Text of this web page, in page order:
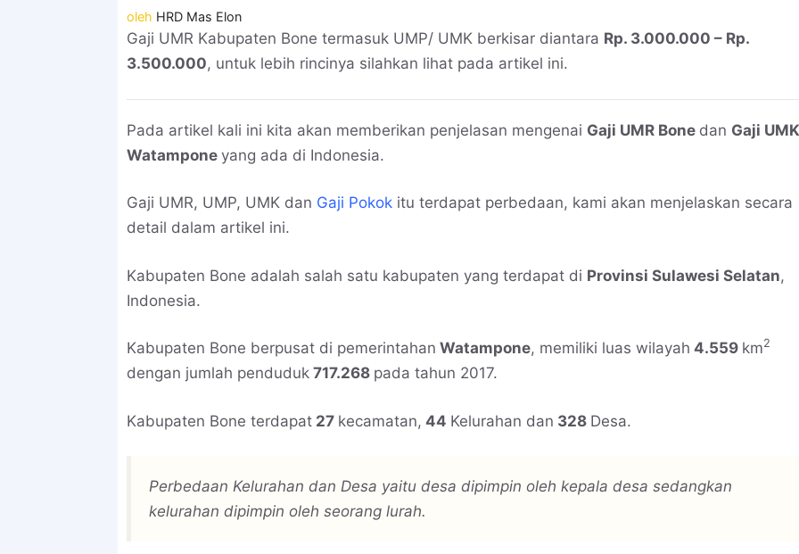
oleh HRD Mas Elon
Gaji UMR Kabupaten Bone termasuk UMP/ UMK berkisar diantara Rp. 3.000.000 – Rp.
3.500.000, untuk lebih rincinya silahkan lihat pada artikel ini.
Pada artikel kali ini kita akan memberikan penjelasan mengenai Gaji UMR Bone dan Gaji UMK
Watampone yang ada di Indonesia.
Gaji UMR, UMP, UMK dan Gaji Pokok itu terdapat perbedaan, kami akan menjelaskan secara
detail dalam artikel ini.
Kabupaten Bone adalah salah satu kabupaten yang terdapat di Provinsi Sulawesi Selatan,
Indonesia.
Kabupaten Bone berpusat di pemerintahan Watampone, memiliki luas wilayah 4.559 km2
dengan jumlah penduduk 717.268 pada tahun 2017.
Kabupaten Bone terdapat 27 kecamatan, 44 Kelurahan dan 328 Desa.
Perbedaan Kelurahan dan Desa yaitu desa dipimpin oleh kepala desa sedangkan
kelurahan dipimpin oleh seorang lurah.